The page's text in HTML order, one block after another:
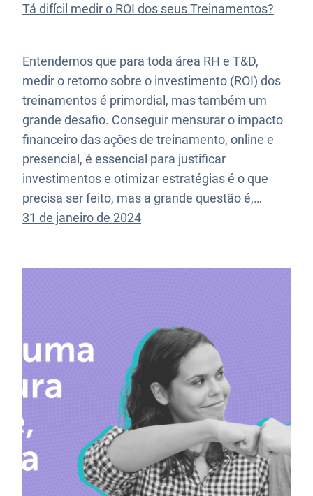
Tá difícil medir o ROI dos seus Treinamentos?
Entendemos que para toda área RH e T&D,
medir o retorno sobre o investimento (ROI) dos
treinamentos é primordial, mas também um
grande desafio. Conseguir mensurar o impacto
financeiro das ações de treinamento, online e
presencial, é essencial para justificar
investimentos e otimizar estratégias é o que
precisa ser feito, mas a grande questão é,…
31 de janeiro de 2024